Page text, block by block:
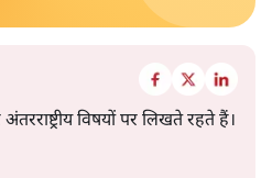
विषयों पर लिखते रहते हैं।